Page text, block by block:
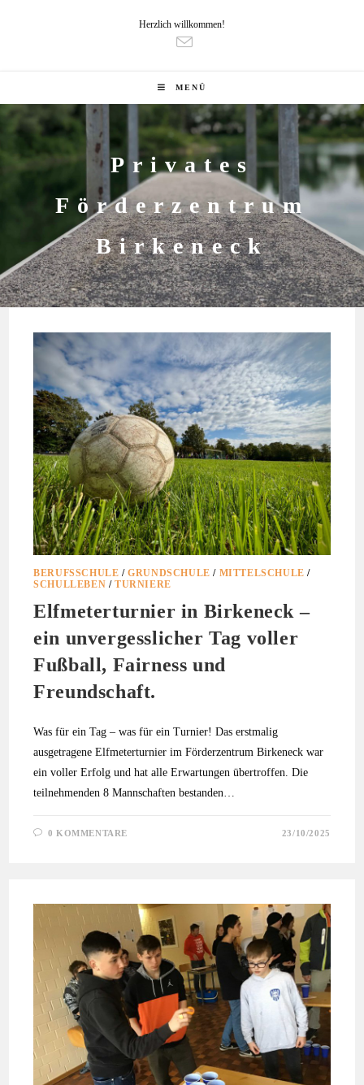
Herzlich willkommen!
MENÜ
Privates
Förderzentrum
Birkeneck
BERUFSSCHULE /GRUNDSCHULE / MITTELSCHULE /
SCHULLEBEN /TURNIERE
Elfmeterturnier in Birkeneck –
ein unvergesslicher Tag voller
Fußball, Fairness und
Freundschaft.
Was für ein Tag – was für ein Turnier! Das erstmalig
ausgetragene Elfmeterturnier im Förderzentrum Birkeneck war
ein voller Erfolg und hat alle Erwartungen übertroffen. Die
teilnehmenden 8 Mannschaften bestanden…
0 KOMMENTARE 23/10/2025